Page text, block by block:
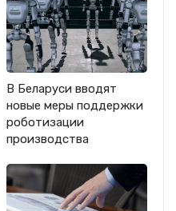
В Беларуси вводят
новые меры поддержки
роботизации
производства